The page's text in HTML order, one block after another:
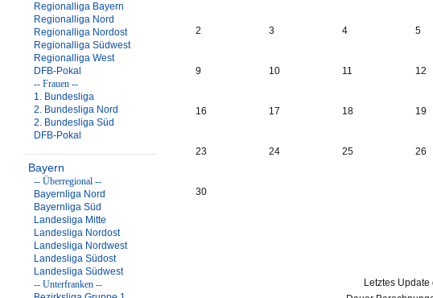
Regionalliga Bayern
Regionalliga Nord
Regionalliga Nordost
Regionalliga Südwest
Regionalliga West
DFB-Pokal
-- Frauen --
1. Bundesliga
2. Bundesliga Nord
2. Bundesliga Süd
DFB-Pokal
Bayern
-- Überregional --
Bayernliga Nord
Bayernliga Süd
Landesliga Mitte
Landesliga Nordost
Landesliga Nordwest
Landesliga Südost
Landesliga Südwest
-- Unterfranken --
2 3 4 5
9 10 11 12
16 17 18 19
23 24 25 26
30
Letztes